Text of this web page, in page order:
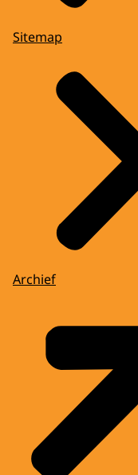
Sitemap
Archief